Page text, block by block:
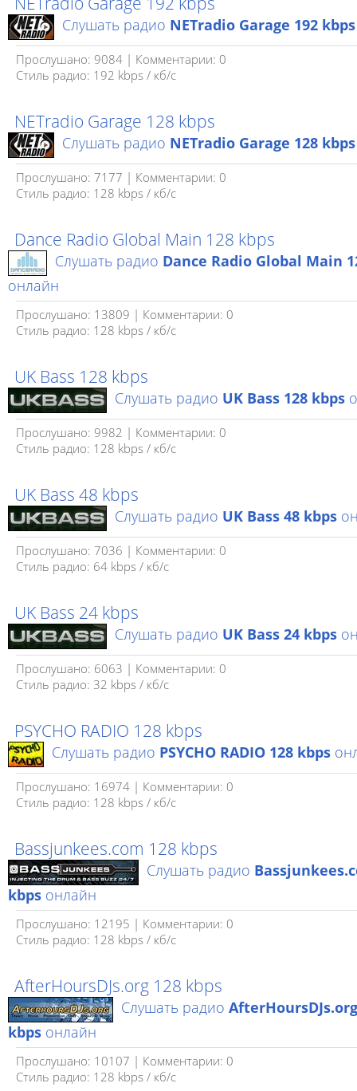
Слушать радио NETradio Garage 192 kbps
Прослушано: 9084 | Комментарии: 0
Стиль радио: 192 kbps / кб/c
NETradio Garage 128 kbps
Слушать радио NETradio Garage 128 kbps
Прослушано: 7177 | Комментарии: 0
Стиль радио: 128 kbps / кб/c
Dance Radio Global Main 128 kbps
Слушать радио Dance Radio Global Main
онлайн
Прослушано: 13809 | Комментарии: 0
Стиль радио: 128 kbps / кб/c
UK Bass 128 kbps
Слушать радио UK Bass 128 kbps
Прослушано: 9982 | Комментарии: 0
Стиль радио: 128 kbps / кб/c
UK Bass 48 kbps
Слушать радио UK Bass 48 kbps
Прослушано: 7036 | Комментарии: 0
Стиль радио: 64 kbps / кб/c
UK Bass 24 kbps
Слушать радио UK Bass 24 kbps
Прослушано: 6063 | Комментарии: 0
Стиль радио: 32 kbps / кб/c
PSYCHO RADIO 128 kbps
Слушать радио PSYCHO RADIO 128 kbps
Прослушано: 16974 | Комментарии: 0
Стиль радио: 128 kbps / кб/c
Bassjunkees.com 128 kbps
Слушать радио
kbps онлайн
Прослушано: 12195 | Комментарии: 0
Стиль радио: 128 kbps / кб/c
AfterHoursDJs.org 128 kbps
Слушать радио
kbps онлайн
Прослушано: 10107 | Комментарии: 0
Стиль радио: 128 kbps / кб/c